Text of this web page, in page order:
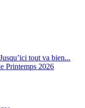
tout va bien...
Printemps 2026